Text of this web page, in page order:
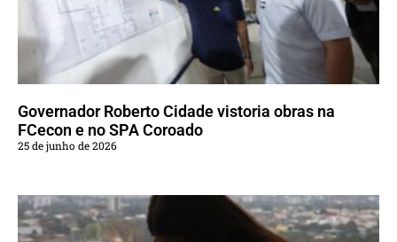
Governador Roberto Cidade vistoria obras na
FCecon e no SPA Coroado
25 de junho de 2026